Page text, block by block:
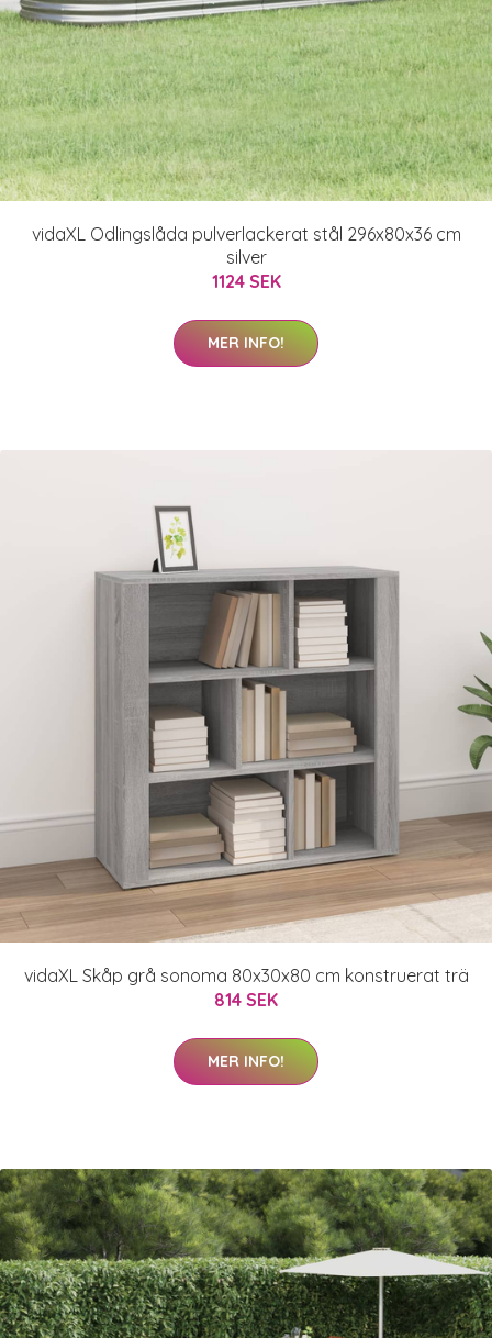
vidaXL Odlingslåda pulverlackerat stål 296x80x36 cm
silver
1124 SEK
MER INFO!
vidaXL Skåp grå sonoma 80x30x80 cm konstruerat trä
814 SEK
MER INFO!